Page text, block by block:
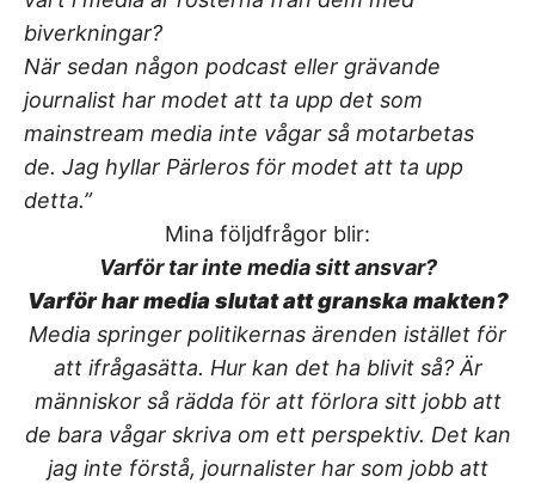
biverkningar?
När sedan någon podcast eller grävande
journalist har modet att ta upp det som
mainstream media inte vågar så motarbetas
de. Jag hyllar Pärleros för modet att ta upp
detta.”
Mina följdfrågor blir:
Varför tar inte media sitt ansvar?
Varför har media slutat att granska makten?
Media springer politikernas ärenden istället för
att ifrågasätta. Hur kan det ha blivit så? Är
människor så rädda för att förlora sitt jobb att
de bara vågar skriva om ett perspektiv. Det kan
jag inte förstå, journalister har som jobb att